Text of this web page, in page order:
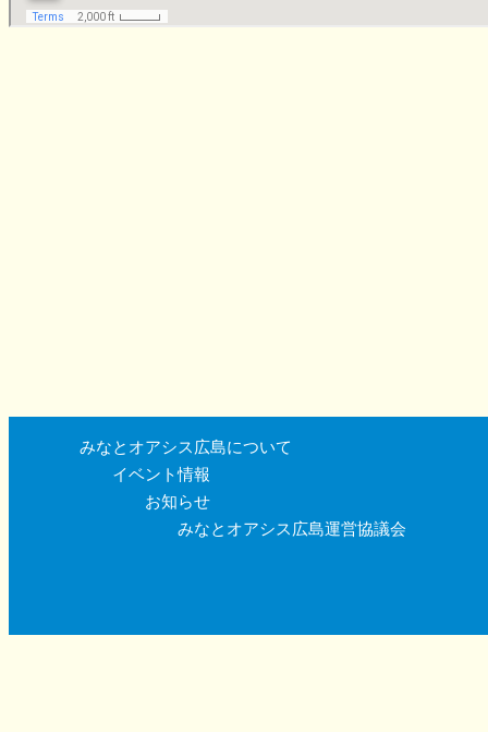
みなとオアシス広島について
イベント情報
お知らせ
みなとオアシス広島運営協議会